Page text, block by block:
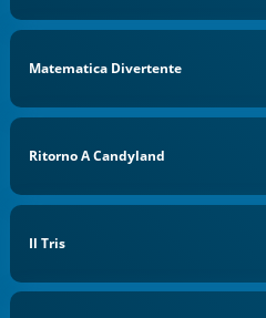
Matematica Divertente
Ritorno A Candyland
Il Tris